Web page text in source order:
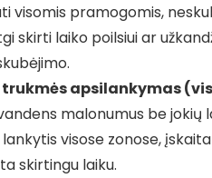
visomis pramogomis,
skirti laiko poilsiui ar
apsilankymas
malonumus be jokių
visose zonose,
skirtingu laiku.